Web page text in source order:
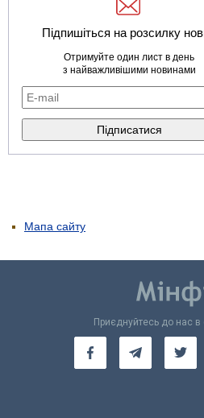
Підпишіться на розсилку
Отримуйте один лист в день
з найважливішими новинами
Мапа сайту
Приєднуйтесь до нас